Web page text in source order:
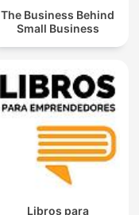
The Business Behind
Small Business
Libros para